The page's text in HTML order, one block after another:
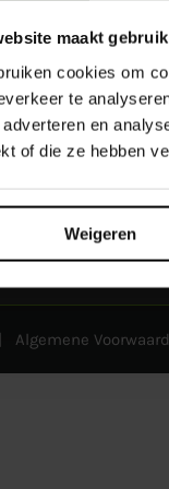
maakt
cookies om
te
adverteren en
of die ze hebben
Weigeren
Algemene